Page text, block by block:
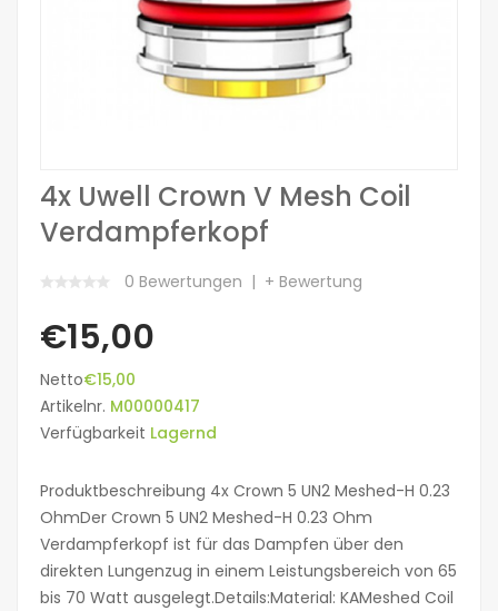
4x Uwell Crown V Mesh Coil
Verdampferkopf
0 Bewertungen + Bewertung
€15,00
Netto€15,00
Artikelnr. M00000417
Verfügbarkeit Lagernd
Produktbeschreibung 4x Crown 5 UN2 Meshed-H 0.23
OhmDer Crown 5 UN2 Meshed-H 0.23 Ohm
Verdampferkopf ist für das Dampfen über den
direkten Lungenzug in einem Leistungsbereich von 65
bis 70 Watt ausgelegt.Details:Material: KAMeshed Coil